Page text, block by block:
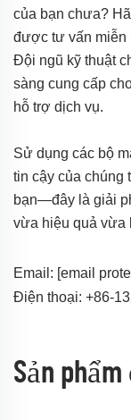
của bạn chưa?
được tư vấn miễn
Đội ngũ kỹ thuật
sàng cung cấp
hỗ trợ dịch vụ.
Sử dụng các bộ
tin cậy của chúng
bạn—đây là giải
vừa hiệu quả vừa
Email: [email
Điện thoại: +86-
Sản